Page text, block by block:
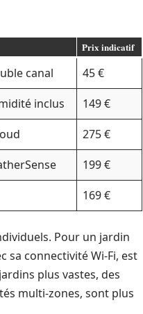
Prix indicatif
canal
45 €
inclus
149 €
275 €
199 €
169 €
Pour un jardin
sa connectivité Wi-Fi, est
plus vastes, des
multi-zones, sont plus